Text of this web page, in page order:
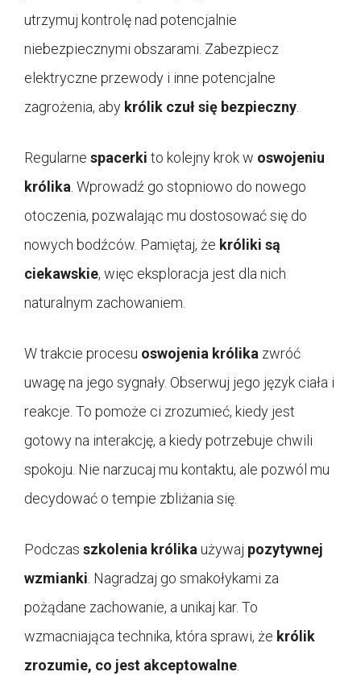
utrzymuj kontrolę nad potencjalnie
niebezpiecznymi obszarami. Zabezpiecz
elektryczne przewody i inne potencjalne
zagrożenia, aby królik czuł się bezpieczny
Regularne spacerki to kolejny krok w oswojeniu
królika . Wprowadź go stopniowo do nowego
otoczenia, pozwalając mu dostosować się do
nowych bodźców. Pamiętaj, że króliki są
ciekawskie, więc eksploracja jest dla nich
naturalnym zachowaniem.
W trakcie procesu oswojenia królika zwróć
uwagę na jego sygnały. Obserwuj jego język ciała i
reakcje. To pomoże ci zrozumieć, kiedy jest
gotowy na interakcję, a kiedy potrzebuje chwili
spokoju. Nie narzucaj mu kontaktu, ale pozwól mu
decydować o tempie zbliżania się.
Podczas szkolenia królika używaj pozytywnej
wzmianki . Nagradzaj go smakołykami za
pożądane zachowanie, a unikaj kar. To
wzmacniająca technika, która sprawi, że królik
zrozumie, co jest akceptowalne